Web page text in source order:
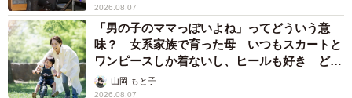
2026.08.07
「男の子のママっぽいよね」ってどういう意
味？ 女系家族で育った母 いつもスカートと
ワンピースしか着ないし、ヒールも好き どの
へんが…
山岡 もと子
2026.08.07